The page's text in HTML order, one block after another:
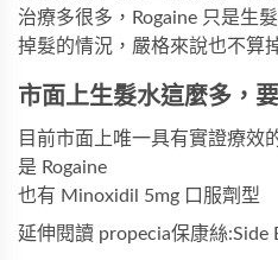
治療多很多，Rogaine 只是生
掉髮的情況，嚴格來說也不算
市面上生髮水這麼多，
目前市面上唯一具有實證療效
是 Rogaine
也有 Minoxidil 5mg 口服劑型
延伸閱讀 propecia保康絲:Side